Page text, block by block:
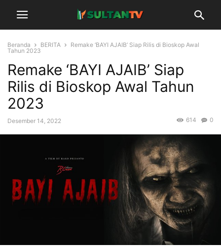
Beranda BERITA
Remake ‘BAYI AJAIB’ Siap Rilis di Bioskop Awal
Tahun 2023
Remake ‘BAYI AJAIB’ Siap
Rilis di Bioskop Awal Tahun
2023
Desember 14, 2022 0
614